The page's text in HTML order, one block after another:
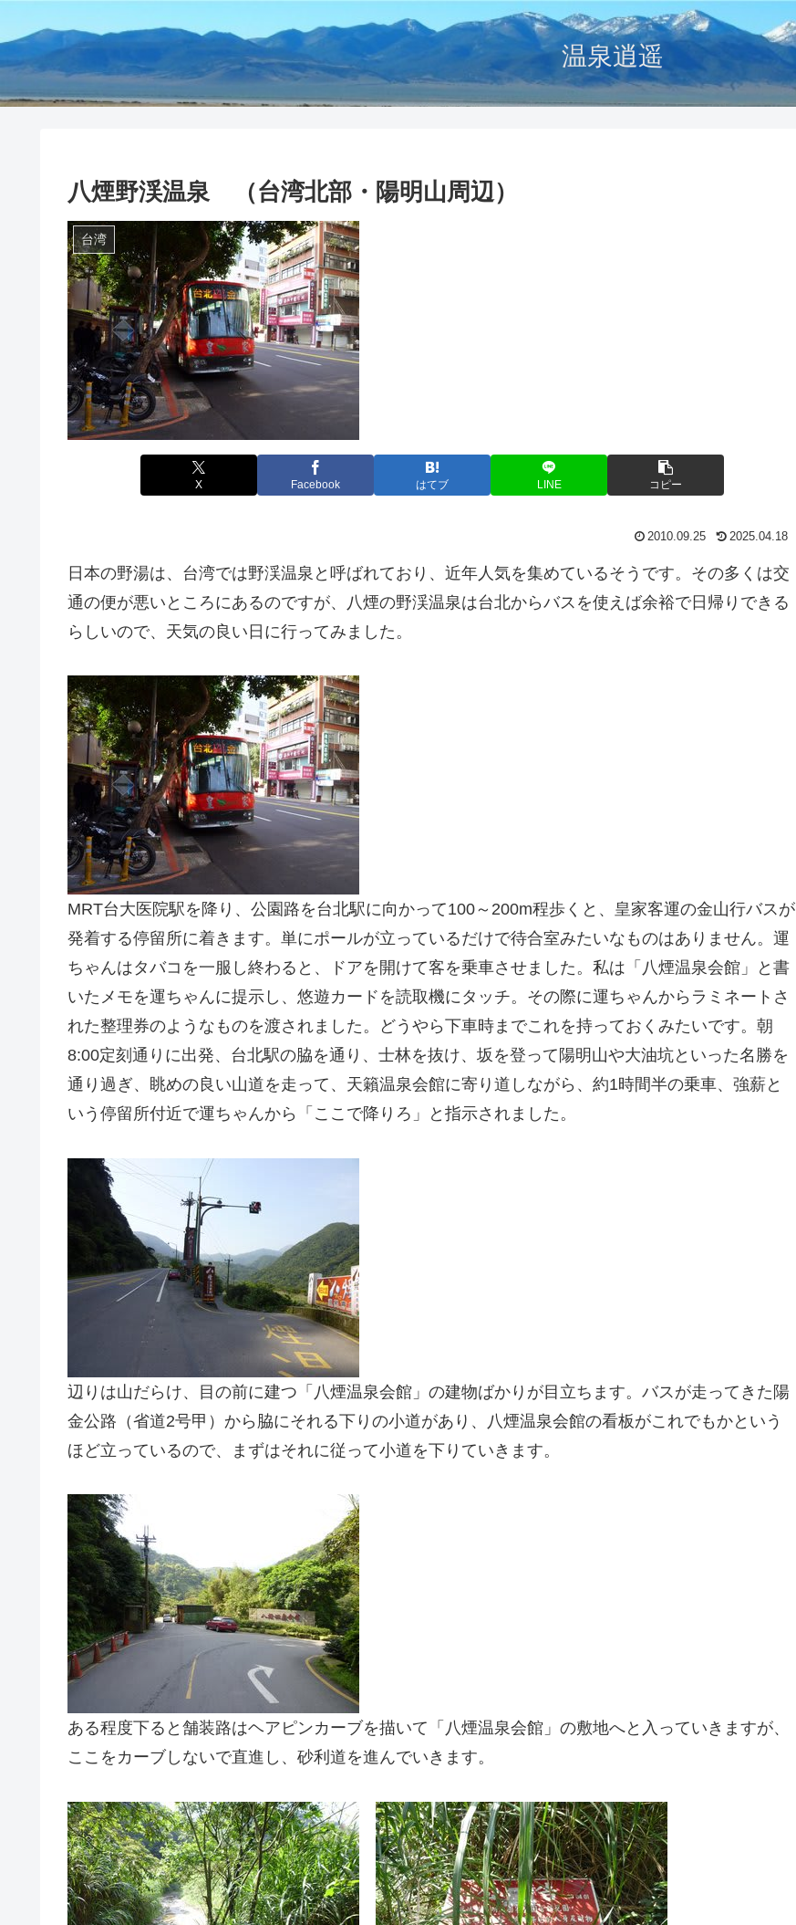
温泉逍遥
八煙野渓温泉 （台湾北部・陽明山周辺）
台湾
X Facebook はてブ LINE コピー
2010.09.25 2025.04.18
日本の野湯は、台湾では野渓温泉と呼ばれており、近年人気を集めているそうです。その多くは交
通の便が悪いところにあるのですが、八煙の野渓温泉は台北からバスを使えば余裕で日帰りできる
らしいので、天気の良い日に行ってみました。
MRT台大医院駅を降り、公園路を台北駅に向かって100～200m程歩くと、皇家客運の金山行バスが
発着する停留所に着きます。単にポールが立っているだけで待合室みたいなものはありません。運
ちゃんはタバコを一服し終わると、ドアを開けて客を乗車させました。私は「八煙温泉会館」と書
いたメモを運ちゃんに提示し、悠遊カードを読取機にタッチ。その際に運ちゃんからラミネートさ
れた整理券のようなものを渡されました。どうやら下車時までこれを持っておくみたいです。朝
8:00定刻通りに出発、台北駅の脇を通り、士林を抜け、坂を登って陽明山や大油坑といった名勝を
通り過ぎ、眺めの良い山道を走って、天籟温泉会館に寄り道しながら、約1時間半の乗車、強薪と
いう停留所付近で運ちゃんから「ここで降りろ」と指示されました。
辺りは山だらけ、目の前に建つ「八煙温泉会館」の建物ばかりが目立ちます。バスが走ってきた陽
金公路（省道2号甲）から脇にそれる下りの小道があり、八煙温泉会館の看板がこれでもかという
ほど立っているので、まずはそれに従って小道を下りていきます。
ある程度下ると舗装路はヘアピンカーブを描いて「八煙温泉会館」の敷地へと入っていきますが、
ここをカーブしないで直進し、砂利道を進んでいきます。